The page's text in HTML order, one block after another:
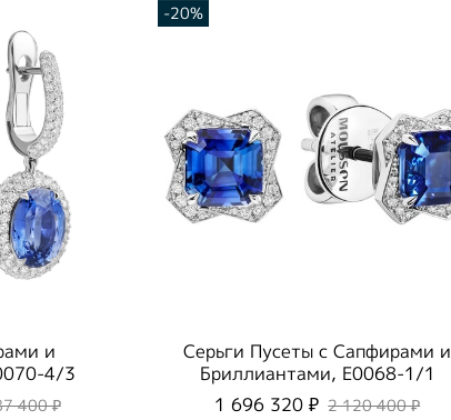
и
4/3
400 ₽
-20%
Серьги Пусеты с Сапфирами и
Бриллиантами, E0068-1/1
1 696 320 ₽ 2 120 400 ₽